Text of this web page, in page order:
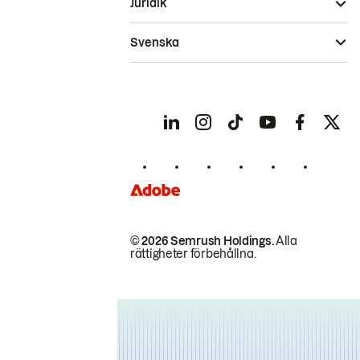
© 2026 Semrush Holdings.Alla
rättigheter förbehållna.
Juridik
Svenska